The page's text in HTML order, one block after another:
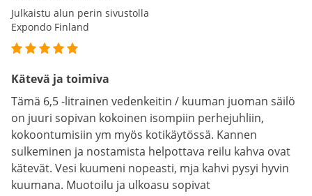
Julkaistu alun perin sivustolla
Expondo Finland
Kätevä ja toimiva
Tämä 6,5 -litrainen vedenkeitin / kuuman juoman säilö
on juuri sopivan kokoinen isompiin perhejuhliin,
kokoontumisiin ym myös kotikäytössä. Kannen
sulkeminen ja nostamista helpottava reilu kahva ovat
kätevät. Vesi kuumeni nopeasti, mja kahvi pysyi hyvin
kuumana. Muotoilu ja ulkoasu sopivat